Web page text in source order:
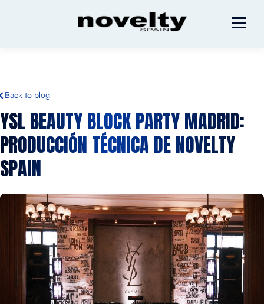
Back to blog
YSL BEAUTY BLOCK PARTY MADRID:
PRODUCCIÓN TÉCNICA DE NOVELTY
SPAIN